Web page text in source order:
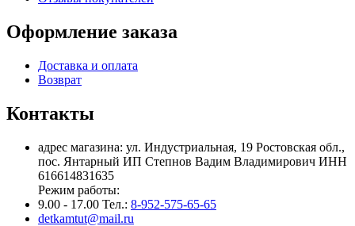
Оформление заказа
Доставка и оплата
Возврат
Контакты
адрес магазина: ул. Индустриальная, 19 Ростовская обл.,
пос. Янтарный ИП Степнов Вадим Владимирович ИНН
616614831635
Режим работы:
9.00 - 17.00 Тел.: 8-952-575-65-65
detkamtut@mail.ru